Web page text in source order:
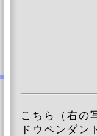
こちら（右の
ドウペンダン